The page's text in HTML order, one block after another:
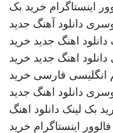
اینستاگرام خرید بک
دانلود آهنگ جدید
دانلود اهنگ جدید خرید
دانلود اهنگ جدید خرید
انگلیسی فارسی خرید
دانلود اهنگ جدید
بک لینک دانلود اهنگ
اینستاگرام خرید